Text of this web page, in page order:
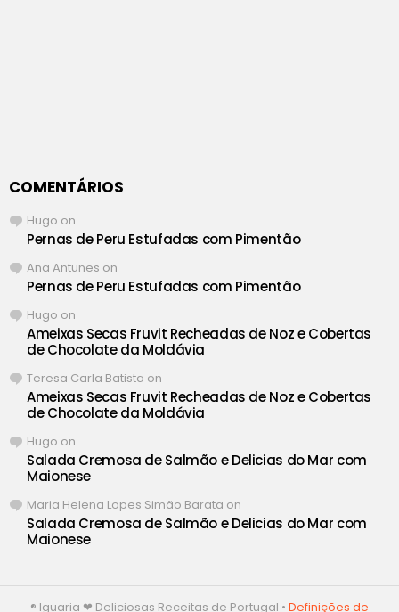
COMENTÁRIOS
Hugo on
Pernas de Peru Estufadas com Pimentão
Ana Antunes on
Pernas de Peru Estufadas com Pimentão
Hugo on
Ameixas Secas Fruvit Recheadas de Noz e Cobertas
de Chocolate da Moldávia
Teresa Carla Batista on
Ameixas Secas Fruvit Recheadas de Noz e Cobertas
de Chocolate da Moldávia
Hugo on
Salada Cremosa de Salmão e Delicias do Mar com
Maionese
Maria Helena Lopes Simão Barata on
Salada Cremosa de Salmão e Delicias do Mar com
Maionese
® Iguaria ❤ Deliciosas Receitas de Portugal • Definições de